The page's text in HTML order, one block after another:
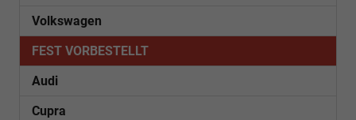
Volkswagen
FEST VORBESTELLT
Audi
Cupra